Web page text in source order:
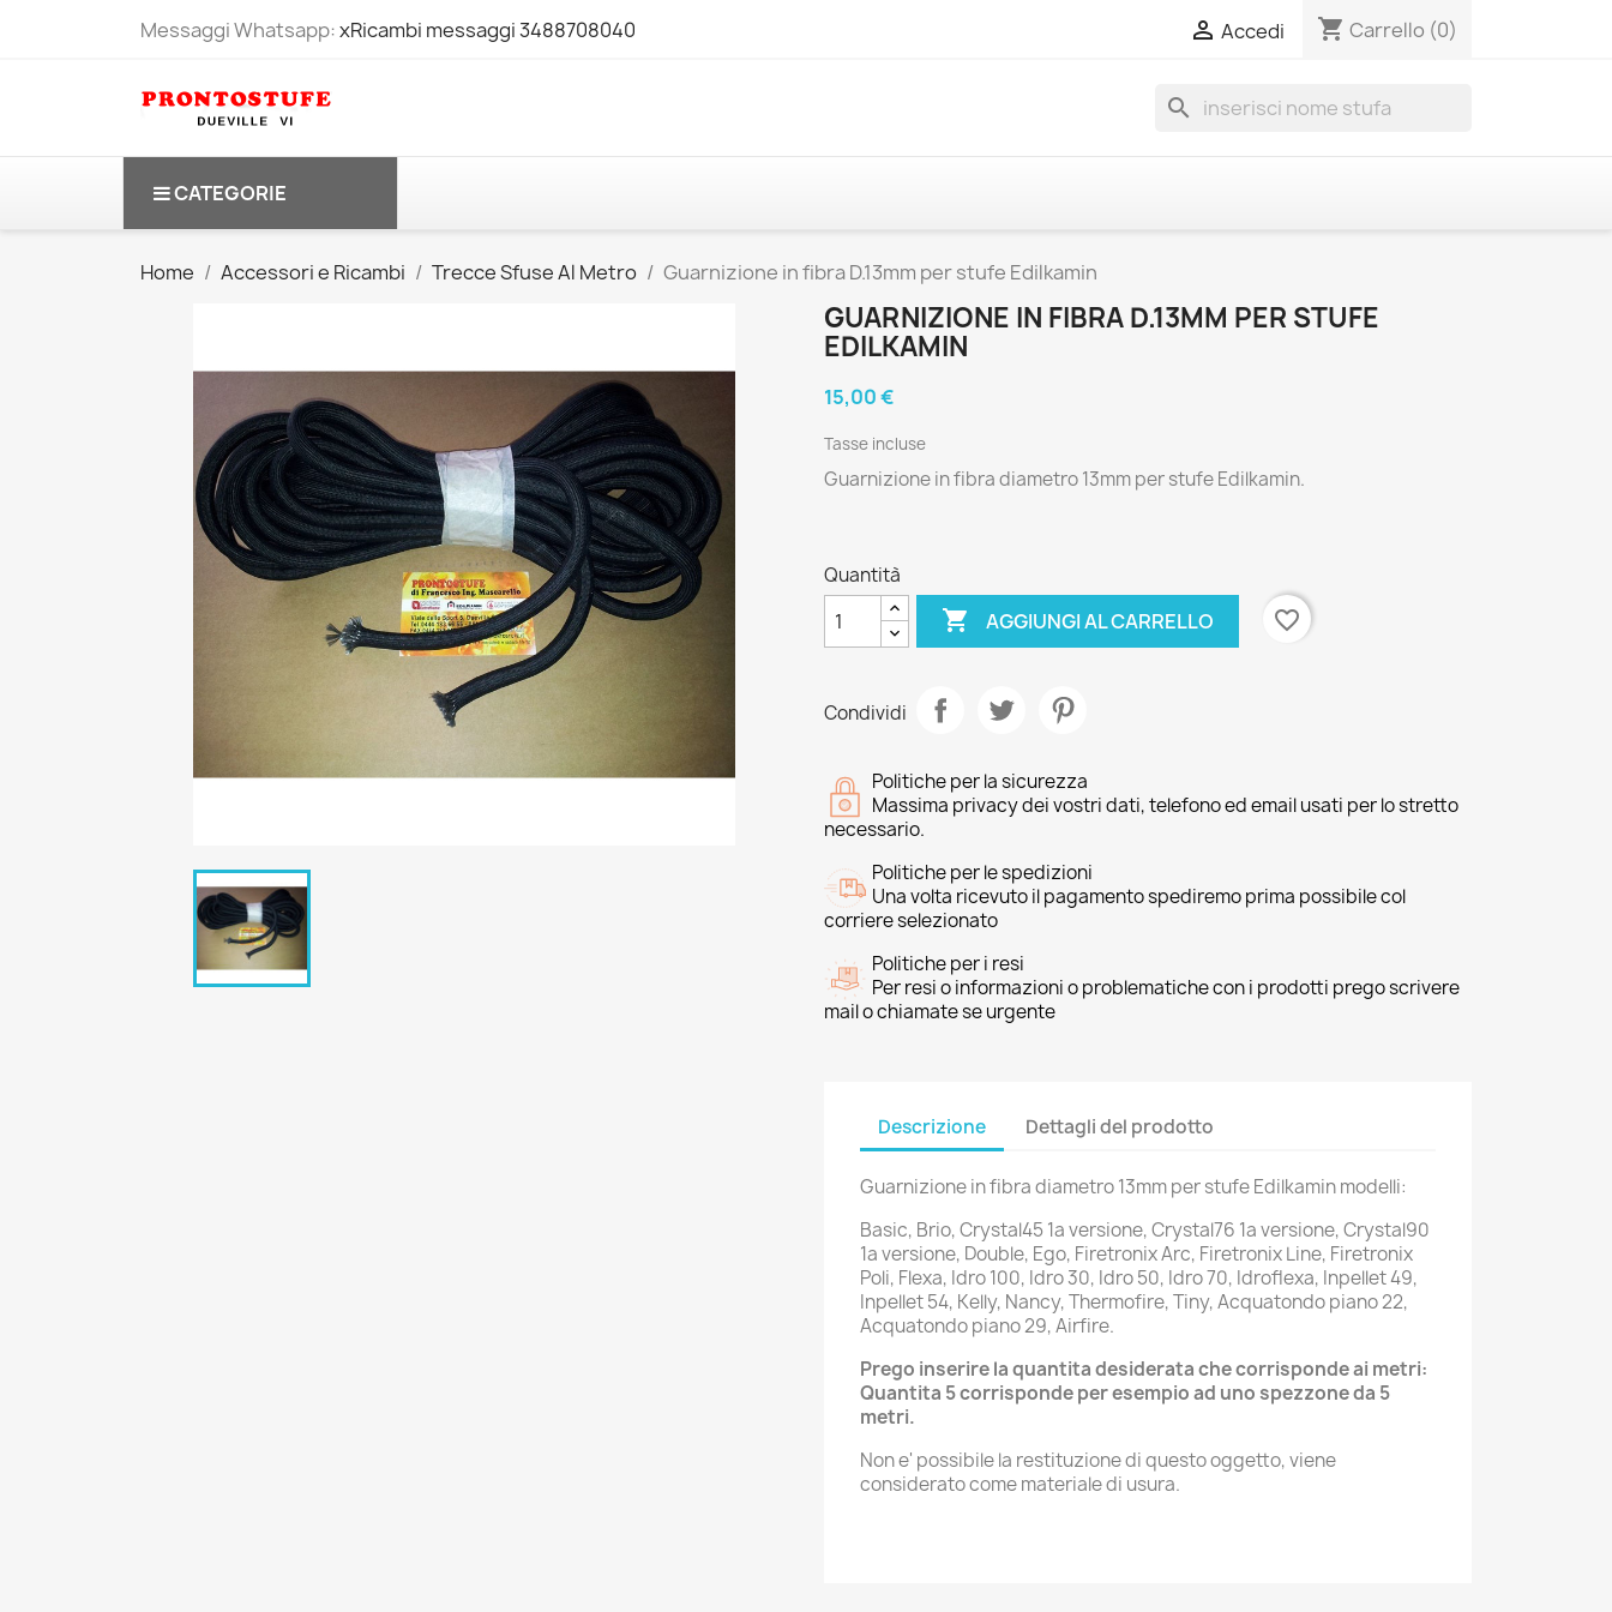
Messaggi Whatsapp:xRicambi messaggi 3488708040  Accedi shopping_cart Carrello (0)
search
CATEGORIE
Home Accessori e Ricambi Trecce Sfuse Al Metro Guarnizione in fibra D.13mm per stufe Edilkamin
GUARNIZIONE IN FIBRA D.13MM PER STUFE
EDILKAMIN
15,00 €
Tasse incluse
Guarnizione in fibra diametro 13mm per stufe Edilkamin.
Quantità
 AGGIUNGI AL CARRELLO favorite_border
Condividi
Politiche per la sicurezza
Massima privacy dei vostri dati, telefono ed email usati per lo stretto
necessario.
Politiche per le spedizioni
Una volta ricevuto il pagamento spediremo prima possibile col
corriere selezionato
Politiche per i resi
Per resi o informazioni o problematiche con i prodotti prego scrivere
mail o chiamate se urgente
Descrizione Dettagli del prodotto
Guarnizione in fibra diametro 13mm per stufe Edilkamin modelli:
Basic, Brio, Crystal45 1a versione, Crystal76 1a versione, Crystal90
1a versione, Double, Ego, Firetronix Arc, Firetronix Line, Firetronix
Poli, Flexa, Idro 100, Idro 30, Idro 50, Idro 70, Idroflexa, Inpellet 49,
Inpellet 54, Kelly, Nancy, Thermofire, Tiny, Acquatondo piano 22,
Acquatondo piano 29, Airfire.
Prego inserire la quantita desiderata che corrisponde ai metri:
Quantita 5 corrisponde per esempio ad uno spezzone da 5
metri.
Non e' possibile la restituzione di questo oggetto, viene
considerato come materiale di usura.